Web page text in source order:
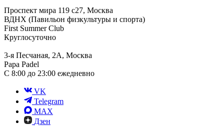
Проспект мира 119 с27, Москва
ВДНХ (Павильон физкультуры и спорта)
First Summer Club
Круглосуточно
3-я Песчаная, 2А, Москва
Papa Padel
С 8:00 до 23:00 ежедневно
VK
Telegram
MAX
Дзен